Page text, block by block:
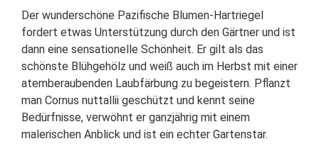
Der wunderschöne Pazifische Blumen-Hartriegel
fordert etwas Unterstützung durch den Gärtner und ist
dann eine sensationelle Schönheit. Er gilt als das
schönste Blühgehölz und weiß auch im Herbst mit einer
atemberaubenden Laubfärbung zu begeistern. Pflanzt
man Cornus nuttallii geschützt und kennt seine
Bedürfnisse, verwöhnt er ganzjährig mit einem
malerischen Anblick und ist ein echter Gartenstar.